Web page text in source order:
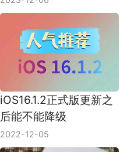
iOS16.1.2正式版更新之
后能不能降级
2022-12-05